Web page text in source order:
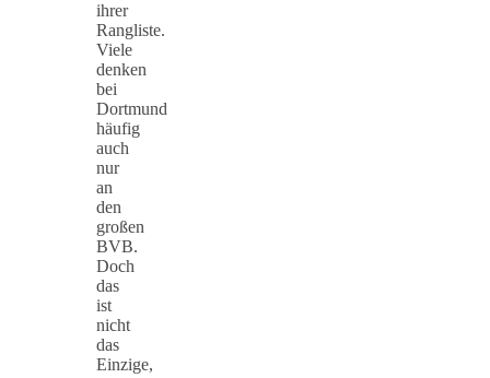
ihrer
Rangliste.
Viele
denken
bei
Dortmund
häufig
auch
nur
an
den
großen
BVB.
Doch
das
ist
nicht
das
Einzige,